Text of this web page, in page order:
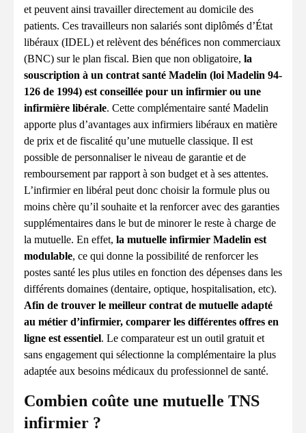
et peuvent ainsi travailler directement au domicile des
patients. Ces travailleurs non salariés sont diplômés d’État
libéraux (IDEL) et relèvent des bénéfices non commerciaux
(BNC) sur le plan fiscal. Bien que non obligatoire, la
souscription à un contrat santé Madelin (loi Madelin 94-
126 de 1994) est conseillée pour un infirmier ou une
infirmière libérale. Cette complémentaire santé Madelin
apporte plus d’avantages aux infirmiers libéraux en matière
de prix et de fiscalité qu’une mutuelle classique. Il est
possible de personnaliser le niveau de garantie et de
remboursement par rapport à son budget et à ses attentes.
L’infirmier en libéral peut donc choisir la formule plus ou
moins chère qu’il souhaite et la renforcer avec des garanties
supplémentaires dans le but de minorer le reste à charge de
la mutuelle. En effet, la mutuelle infirmier Madelin est
modulable, ce qui donne la possibilité de renforcer les
postes santé les plus utiles en fonction des dépenses dans les
différents domaines (dentaire, optique, hospitalisation, etc).
Afin de trouver le meilleur contrat de mutuelle adapté
au métier d’infirmier, comparer les différentes offres en
ligne est essentiel. Le comparateur est un outil gratuit et
sans engagement qui sélectionne la complémentaire la plus
adaptée aux besoins médicaux du professionnel de santé.
Combien coûte une mutuelle TNS
infirmier ?